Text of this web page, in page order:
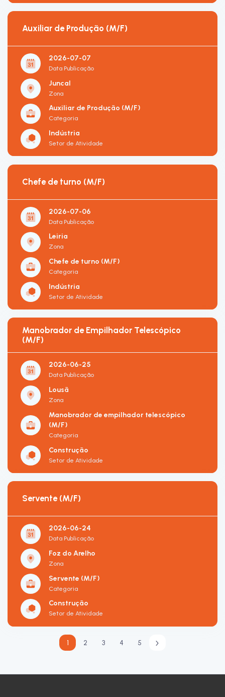
Auxiliar de Produção (M/F)
2026-07-07
Data Publicação
Juncal
Zona
Auxiliar de Produção (M/F)
Categoria
Indústria
Setor de Atividade
Chefe de turno (M/F)
2026-07-06
Data Publicação
Leiria
Zona
Chefe de turno (M/F)
Categoria
Indústria
Setor de Atividade
Manobrador de Empilhador Telescópico
(M/F)
2026-06-25
Data Publicação
Lousã
Zona
Manobrador de empilhador telescópico
(M/F)
Categoria
Construção
Setor de Atividade
Servente (M/F)
2026-06-24
Data Publicação
Foz do Arelho
Zona
Servente (M/F)
Categoria
Construção
Setor de Atividade
1 2 3 4 5